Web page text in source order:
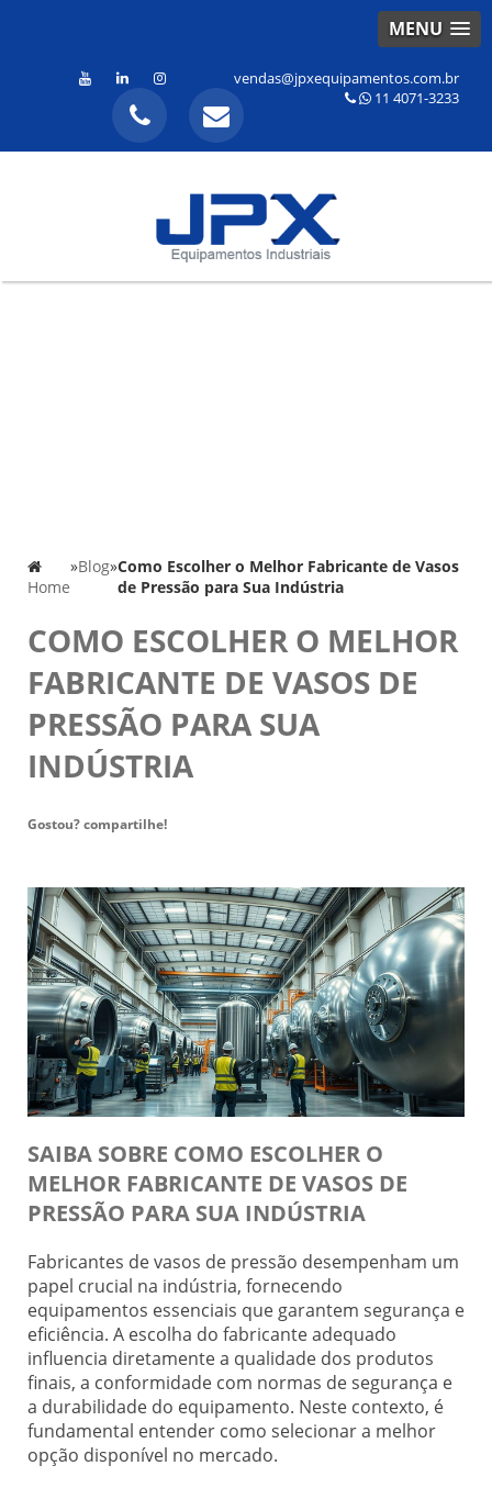
MENU
vendas@jpxequipamentos.com.br
11 4071-3233
Home
»Blog»Como Escolher o Melhor Fabricante de Vasos
de Pressão para Sua Indústria
COMO ESCOLHER O MELHOR
FABRICANTE DE VASOS DE
PRESSÃO PARA SUA
INDÚSTRIA
Gostou? compartilhe!
SAIBA SOBRE COMO ESCOLHER O
MELHOR FABRICANTE DE VASOS DE
PRESSÃO PARA SUA INDÚSTRIA
Fabricantes de vasos de pressão desempenham um
papel crucial na indústria, fornecendo
equipamentos essenciais que garantem segurança e
eficiência. A escolha do fabricante adequado
influencia diretamente a qualidade dos produtos
finais, a conformidade com normas de segurança e
a durabilidade do equipamento. Neste contexto, é
fundamental entender como selecionar a melhor
opção disponível no mercado.